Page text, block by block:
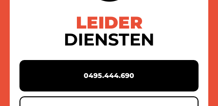
LEIDER
DIENSTEN
0495.444.690